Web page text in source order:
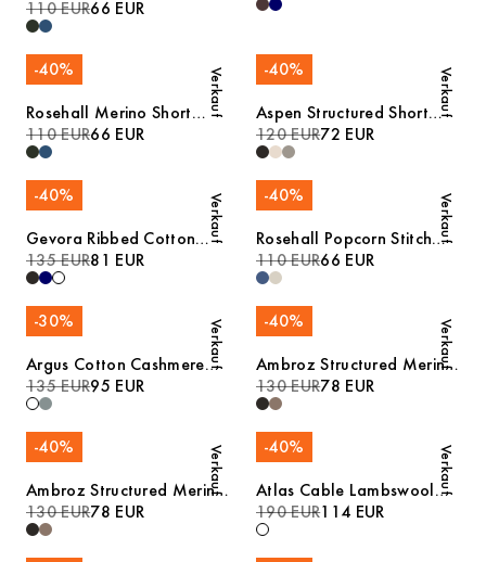
Sleeve Polo
110 EUR66 EUR
Verkauf
-40%
Rosehall Merino Short
Sleeve Polo
110 EUR66 EUR
Verkauf
-40%
Aspen Structured Short
Sleeve Polo
120 EUR72 EUR
Verkauf
-40%
Gevora Ribbed Cotton
Merino Sweater
135 EUR81 EUR
Verkauf
-40%
Rosehall Popcorn Stitch
Polo
110 EUR66 EUR
Verkauf
-30%
Argus Cotton Cashmere
Sweater
135 EUR95 EUR
Verkauf
-40%
Ambroz Structured Merino
Polo
130 EUR78 EUR
Verkauf
-40%
Ambroz Structured Merino
Polo
130 EUR78 EUR
Verkauf
-40%
Atlas Cable Lambswool
Sweater
190 EUR114 EUR